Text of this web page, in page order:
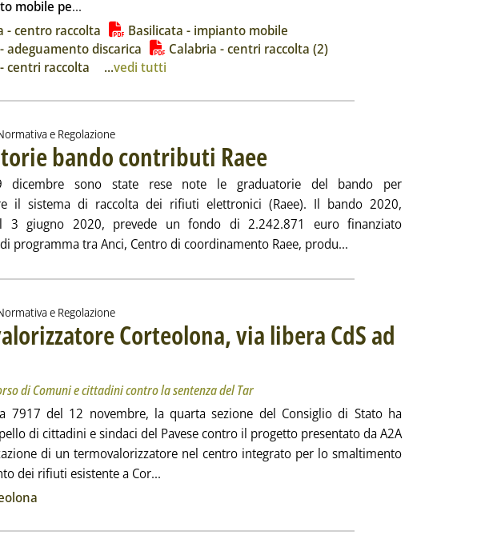
mobile pe...
PDF alla notizia
- centro raccolta
Basilicata - impianto mobile
adeguamento discarica
Calabria - centri raccolta (2)
centri raccolta
...vedi tutti
e Regolazione
bando contributi Raee
dicembre sono state rese note le graduatorie del bando per
il sistema di raccolta dei rifiuti elettronici (Raee). Il bando 2020,
3 giugno 2020, prevede un fondo di 2.242.871 euro finanziato
programma tra Anci, Centro di coordinamento Raee, produ...
e Regolazione
Corteolona, via libera CdS ad
di Comuni e cittadini contro la sentenza del Tar
7917 del 12 novembre, la quarta sezione del Consiglio di Stato ha
di cittadini e sindaci del Pavese contro il progetto presentato da A2A
di un termovalorizzatore nel centro integrato per lo smaltimento
dei rifiuti esistente a Cor...
PDF alla notizia